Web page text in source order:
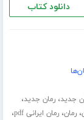
دانلود کتاب
جدید،رمان جدید،
،رمان،رمان ایرانی pdf ،